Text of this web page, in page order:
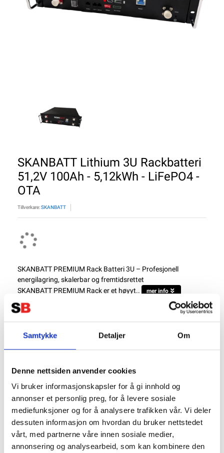
Samtykke Detaljer Om
Denne nettsiden anvender cookies
Vi bruker informasjonskapsler for å gi innhold og
annonser et personlig preg, for å levere sosiale
mediefunksjoner og for å analysere trafikken vår. Vi deler
dessuten informasjon om hvordan du bruker nettstedet
vårt, med partnerne våre innen sosiale medier,
annonsering og analysearbeid, som kan kombinere den
SKANBATT Lithium 3U Rackbatteri
51,2V 100Ah - 5,12kWh - LiFePO4 -
OTA
Tillverkare:SKANBATT
SKANBATT PREMIUM Rack Batteri 3U – Profesjonell
energilagring, skalerbar og fremtidsrettet
SKANBATT PREMIUM Rack er et høyyt..
mer info
NB: Alla batterier bör laddas till 100% med en lämplig laddare innan de tas i bruk.
Produktnummer: 72820
Kategorier:
LITHIUMBATTERIER
Beskrivning